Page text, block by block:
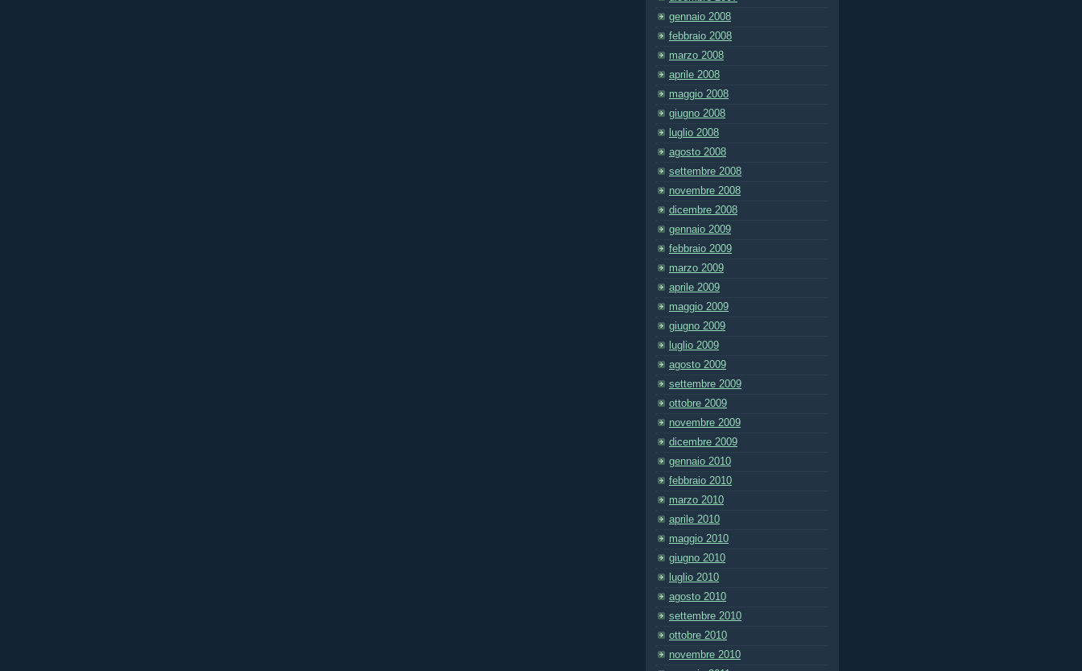
gennaio 2008
febbraio 2008
marzo 2008
aprile 2008
maggio 2008
giugno 2008
luglio 2008
agosto 2008
settembre 2008
novembre 2008
dicembre 2008
gennaio 2009
febbraio 2009
marzo 2009
aprile 2009
maggio 2009
giugno 2009
luglio 2009
agosto 2009
settembre 2009
ottobre 2009
novembre 2009
dicembre 2009
gennaio 2010
febbraio 2010
marzo 2010
aprile 2010
maggio 2010
giugno 2010
luglio 2010
agosto 2010
settembre 2010
ottobre 2010
novembre 2010